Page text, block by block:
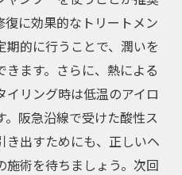
に効果的なトリートメン
期的に行うことで、潤いを
ます。さらに、熱による
リング時は低温のアイロ
阪急沿線で受けた酸性ス
き出すためにも、正しいヘ
施術を待ちましょう。次回